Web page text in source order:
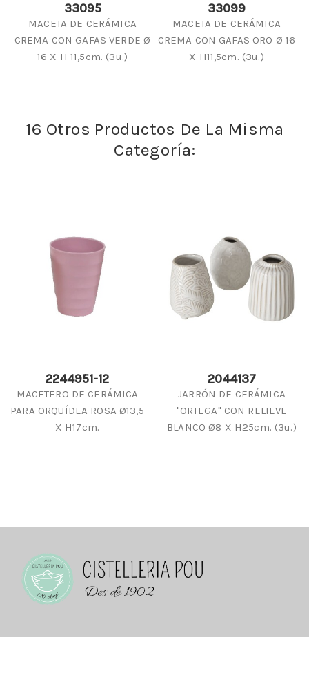
33095
MACETA DE CERÁMICA
CREMA CON GAFAS VERDE Ø
16 X H 11,5cm. (3u.)
33099
MACETA DE CERÁMICA
CREMA CON GAFAS ORO Ø 16
X H11,5cm. (3u.)
16 Otros Productos De La Misma
Categoría:
2244951-12
MACETERO DE CERÁMICA
PARA ORQUÍDEA ROSA Ø13,5
X H17cm.
2044137
JARRÓN DE CERÁMICA
"ORTEGA" CON RELIEVE
BLANCO Ø8 X H25cm. (3u.)